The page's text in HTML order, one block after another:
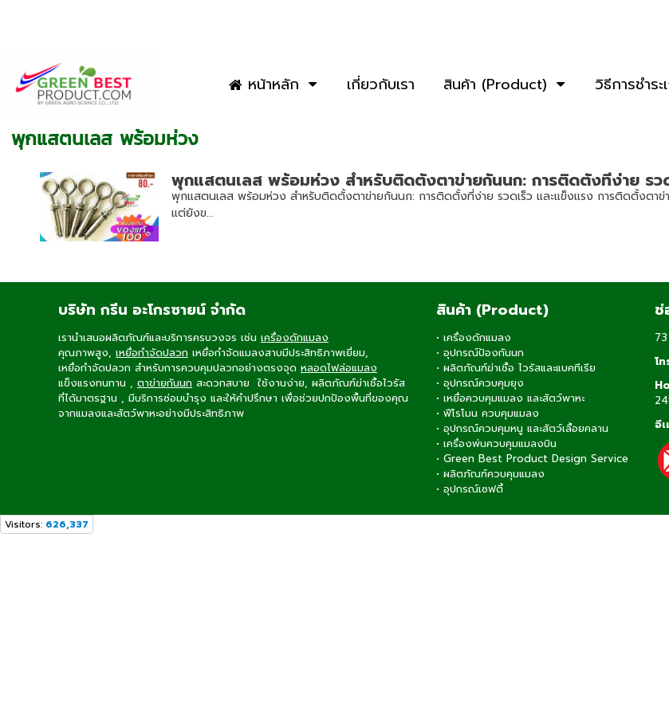
หน้าหลัก เกี่ยวกับเรา สินค้า (Product) วิธีการชำร
พุกแสตนเลส พร้อมห่วง
พุกแสตนเลส พร้อมห่วง สำหรับติดตั้งตาข่ายกันนก: การติดตั้งที่ง่าย รว
พุกแสตนเลส พร้อมห่วง สำหรับติดตั้งตาข่ายกันนก: การติดตั้งที่ง่าย รวดเร็ว และแข็งแรง การติดตั้งตา
แต่ยังข...
บริษัท กรีน อะโกรซายน์ จำกัด
เรานำเสนอผลิตภัณฑ์และบริการครบวงจร เช่น เครื่องดักแมลง
คุณภาพสูง, เหยื่อกำจัดปลวก เหยื่อกำจัดแมลงสาบมีประสิทธิภาพเยี่ยม,
เหยื่อกำจัดปลวก สำหรับการควบคุมปลวกอย่างตรงจุด หลอดไฟล่อแมลง
แข็งแรงทนทาน , ตาข่ายกันนก สะดวกสบาย ใช้งานง่าย, ผลิตภัณฑ์ฆ่าเชื้อไวรัส
ที่ได้มาตรฐาน , มีบริการซ่อมบำรุง และให้คำปรึกษา เพื่อช่วยปกป้องพื้นที่ของคุณ
จากแมลงและสัตว์พาหะอย่างมีประสิทธิภาพ
สินค้า (Product)
• เครื่องดักแมลง
• อุปกรณ์ป้องกันนก
• ผลิตภัณฑ์ฆ่าเชื้อ ไวรัสและแบคทีเรีย
• อุปกรณ์ควบคุมยุง
• เหยื่อควบคุมแมลง และสัตว์พาหะ
• ฟีโรโมน ควบคุมแมลง
• อุปกรณ์ควบคุมหนู และสัตว์เลื้อยคลาน
• เครื่องพ่นควบคุมแมลงบิน
• Green Best Product Design Service
• ผลิตภัณฑ์ควบคุมแมลง
• อุปกรณ์เซฟตี้
ช่
โ
อี
Visitors: 626,337